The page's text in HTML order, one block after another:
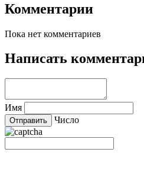
Комментарии
Пока нет комментариев
Написать
Имя
Число